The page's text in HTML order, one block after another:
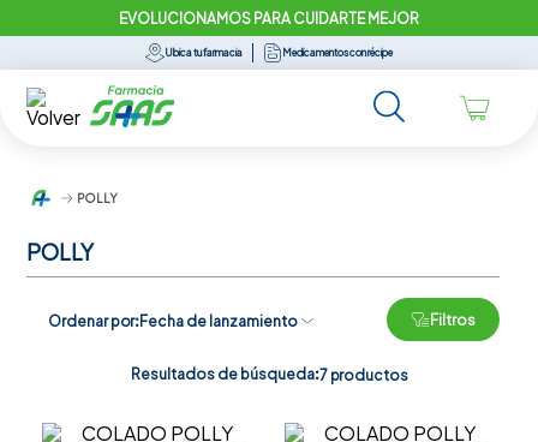
EVOLUCIONAMOS PARA CUIDARTE MEJOR
Ubica tu farmacia Medicamentos con récipe
POLLY
POLLY
Ordenar por Fecha de lanzamiento Filtros
Resultados de búsqueda:7 productos